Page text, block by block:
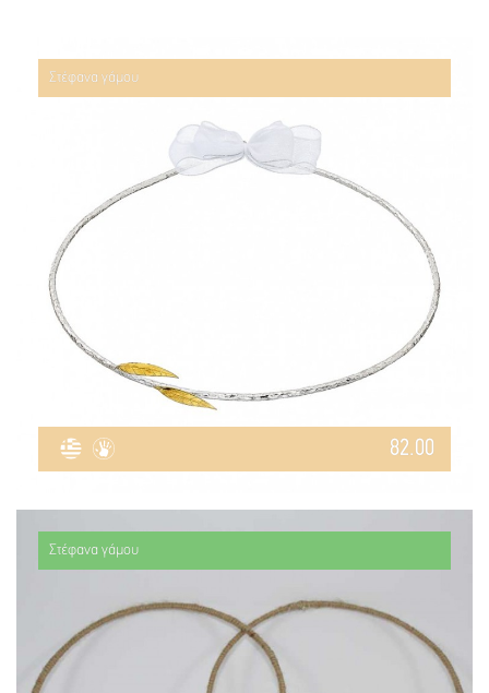
Στέφανα γάμου
82.00
Στέφανα γάμου